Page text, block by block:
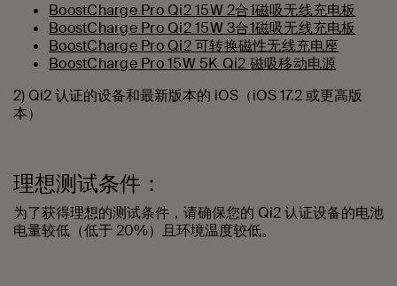
BoostCharge Pro Qi2 15W 2合1磁吸无线充电板
BoostCharge Pro Qi2 15W 3合1磁吸无线充电板
BoostCharge Pro Qi2 可转换磁性无线充电座
BoostCharge Pro 15W 5K Qi2 磁吸移动电源
2) Qi2 认证的设备和最新版本的 iOS（iOS 17.2 或更高版
本）
理想测试条件：
为了获得理想的测试条件，请确保您的 Qi2 认证设备的电池
电量较低（低于 20%）且环境温度较低。